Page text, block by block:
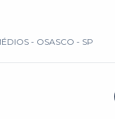
- OSASCO - SP